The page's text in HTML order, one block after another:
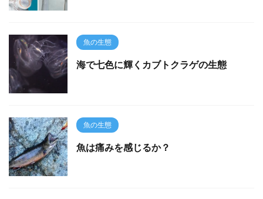
魚の生態
海で七色に輝くカブトクラゲの生態
魚の生態
魚は痛みを感じるか？